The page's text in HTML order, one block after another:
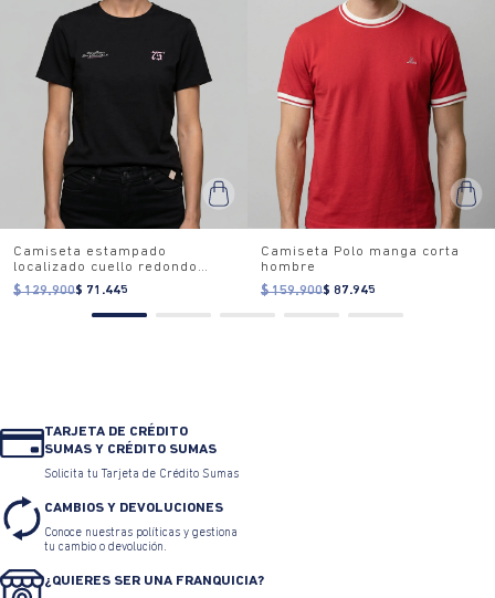
Camiseta estampado
localizado cuello redondo
para mujer
$ 129.900$ 71.445
Camiseta Polo manga corta
hombre
$ 159.900$ 87.945
TARJETA DE CRÉDITO
SUMAS Y CRÉDITO SUMAS
Solicita tu Tarjeta de Crédito Sumas
CAMBIOS Y DEVOLUCIONES
Conoce nuestras políticas y gestiona
tu cambio o devolución.
¿QUIERES SER UNA FRANQUICIA?